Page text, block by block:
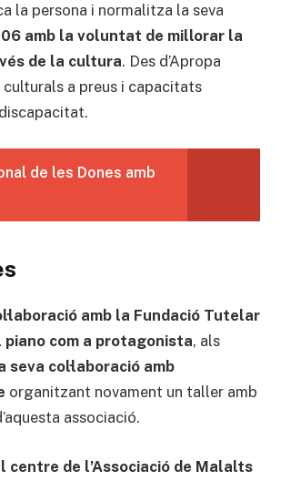
la persona i normalitza la seva
amb la voluntat de millorar la
de la cultura. Des d’Apropa
a preus i capacitats
de les Dones amb
amb la Fundació Tutelar
com a protagonista, als
seva col·laboració amb
organitzant novament un taller amb
associació.
de l’Associació de Malalts